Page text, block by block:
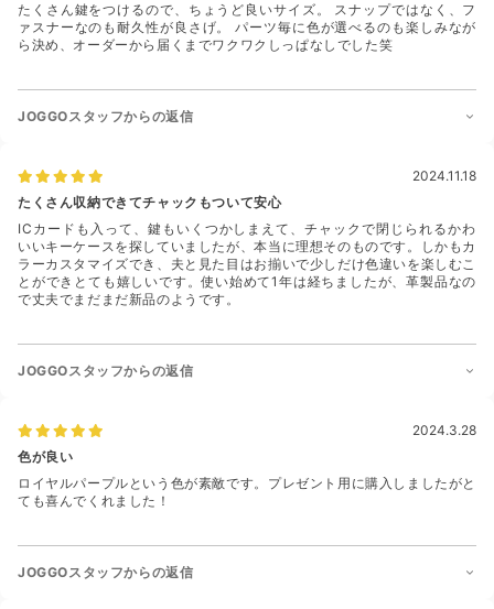
たくさん鍵をつけるので、ちょうど良いサイズ。 スナップではなく、フ
ァスナーなのも耐久性が良さげ。 パーツ毎に色が選べるのも楽しみなが
ら決め、オーダーから届くまでワクワクしっぱなしでした笑
JOGGOスタッフからの返信
2024.11.18
たくさん収納できてチャックもついて安心
ICカードも入って、鍵もいくつかしまえて、チャックで閉じられるかわ
いいキーケースを探していましたが、本当に理想そのものです。しかもカ
ラーカスタマイズでき、夫と見た目はお揃いで少しだけ色違いを楽しむこ
とができとても嬉しいです。使い始めて1年は経ちましたが、革製品なの
で丈夫でまだまだ新品のようです。
JOGGOスタッフからの返信
2024.3.28
色が良い
ロイヤルパープルという色が素敵です。プレゼント用に購入しましたがと
ても喜んでくれました！
JOGGOスタッフからの返信